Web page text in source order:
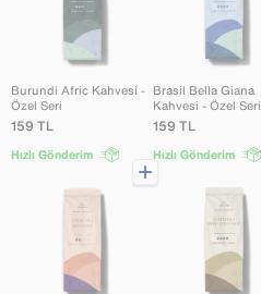
Burundi Afric Kahvesi -
Özel Seri
159 TL
Hızlı Gönderim
Brasil Bella Giana
Kahvesi - Özel Seri
159TL
Hızlı Gönderim